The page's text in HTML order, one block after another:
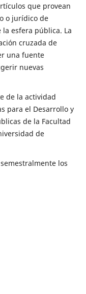
que provean
o jurídico de
esfera pública. La
cruzada de
una fuente
nuevas
de la actividad
para el Desarrollo y
de la Facultad
de
los